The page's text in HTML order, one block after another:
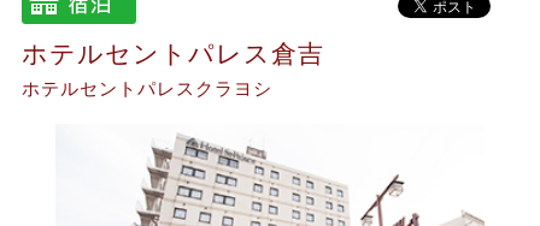
ホテルセントパレス倉吉
ホテルセントパレスクラヨシ